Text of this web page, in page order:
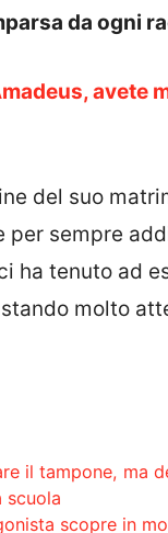
da ogni
avete
del suo
sempre
ha tenuto ad
stando molto
il tampone, ma
scuola
scopre in